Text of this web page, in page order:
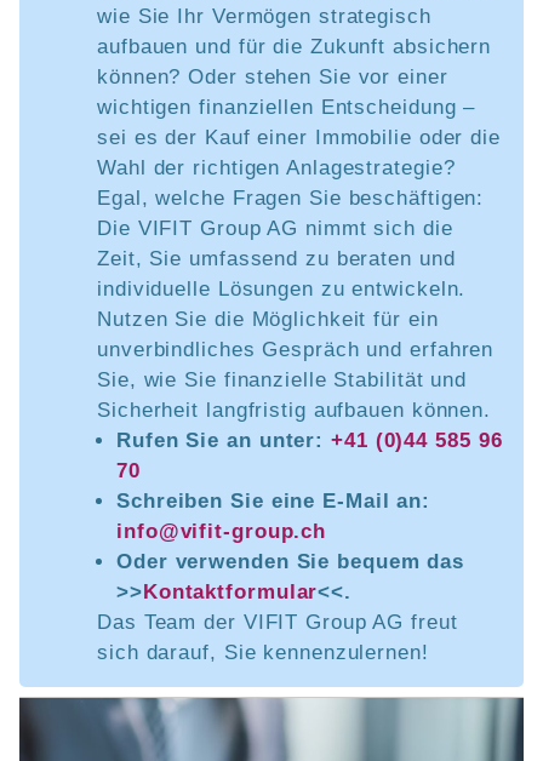
wie Sie Ihr Vermögen strategisch
aufbauen und für die Zukunft absichern
können? Oder stehen Sie vor einer
wichtigen finanziellen Entscheidung –
sei es der Kauf einer Immobilie oder die
Wahl der richtigen Anlagestrategie?
Egal, welche Fragen Sie beschäftigen:
Die VIFIT Group AG nimmt sich die
Zeit, Sie umfassend zu beraten und
individuelle Lösungen zu entwickeln.
Nutzen Sie die Möglichkeit für ein
unverbindliches Gespräch und erfahren
Sie, wie Sie finanzielle Stabilität und
Sicherheit langfristig aufbauen können.
Rufen Sie an unter: +41 (0)44 585 96
70
Schreiben Sie eine E-Mail an:
info@vifit-group.ch
Oder verwenden Sie bequem das
>>Kontaktformular<<.
Das Team der VIFIT Group AG freut
sich darauf, Sie kennenzulernen!